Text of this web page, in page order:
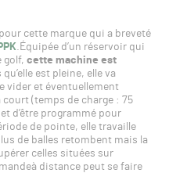
cette marque qui a breveté
.Équipée d’un réservoir qui
golf, cette machine est
est pleine, elle va
vider et éventuellement
(temps de charge : 75
d’être programmé pour
de pointe, elle travaille
de balles retombent mais la
celles situées sur
distance peut se faire